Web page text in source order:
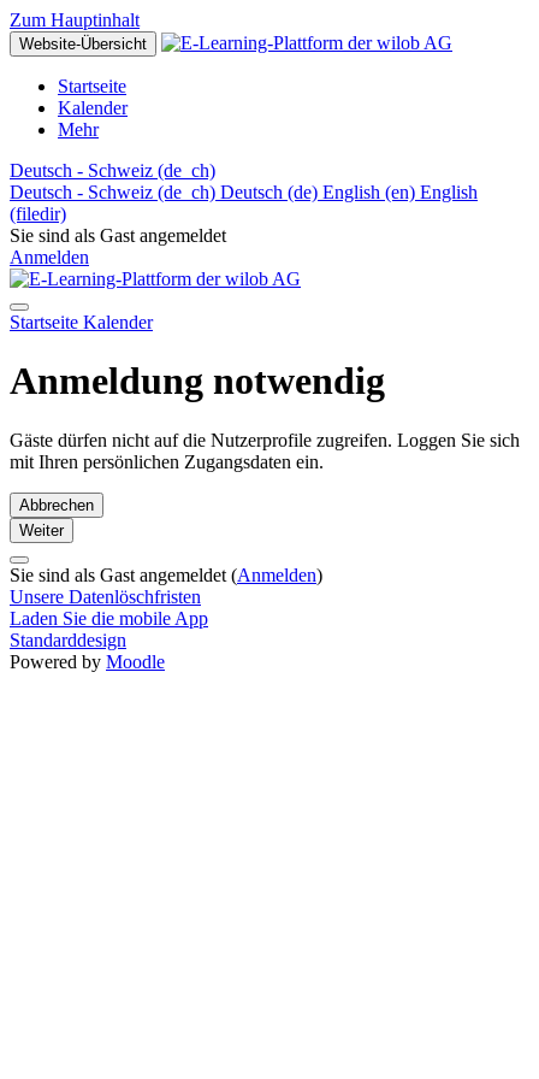
Zum Hauptinhalt
Website-Übersicht
Startseite
Kalender
Mehr
Deutsch - Schweiz ‎(de_ch)‎
Deutsch - Schweiz ‎(de_ch)‎ Deutsch ‎(de)‎ English ‎(en)‎ English
‎(filedir)‎
Sie sind als Gast angemeldet
Anmelden
Startseite Kalender
Anmeldung notwendig
Gäste dürfen nicht auf die Nutzerprofile zugreifen. Loggen Sie sich
mit Ihren persönlichen Zugangsdaten ein.
Abbrechen
Weiter
Sie sind als Gast angemeldet (Anmelden)
Unsere Datenlöschfristen
Laden Sie die mobile App
Standarddesign
Powered by Moodle